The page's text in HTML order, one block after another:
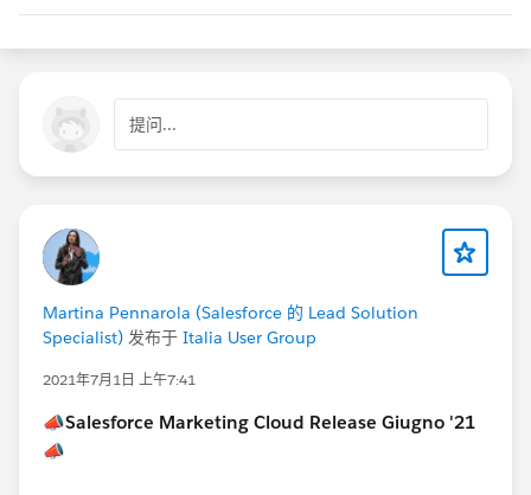
提问...
Martina Pennarola (Salesforce 的 Lead Solution
Specialist) 发布于 Italia User Group
2021年7月1日 上午7:41
📣Salesforce Marketing Cloud Release Giugno '21
📣